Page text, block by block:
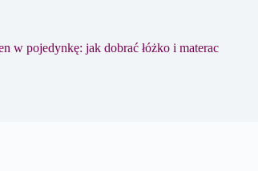
w pojedynkę: jak dobrać łóżko i materac